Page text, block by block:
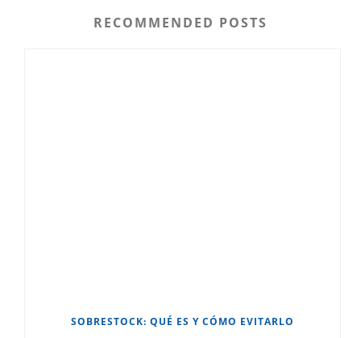
RECOMMENDED POSTS
SOBRESTOCK: QUÉ ES Y CÓMO EVITARLO